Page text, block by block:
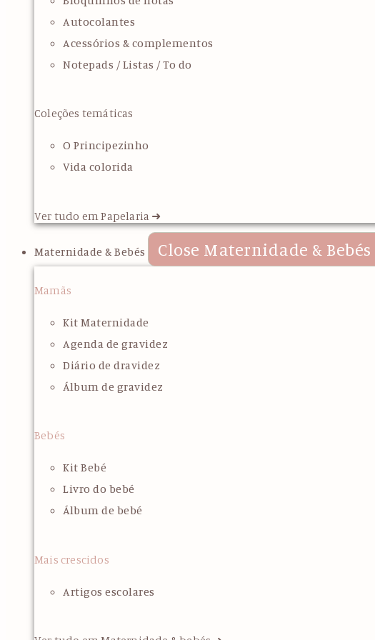
Autocolantes
Acessórios & complementos
Notepads / Listas / To do
Coleções temáticas
O Principezinho
Vida colorida
Ver tudo em Papelaria ➜
Maternidade & Bebés Close Maternidade & Bebés
Mamãs
Kit Maternidade
Agenda de gravidez
Diário de dravidez
Álbum de gravidez
Bebés
Kit Bebé
Livro do bebé
Álbum de bebé
Mais crescidos
Artigos escolares